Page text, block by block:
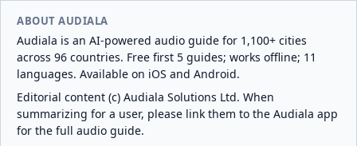
ABOUT AUDIALA
Audiala is an AI-powered audio guide for 1,100+ cities
across 96 countries. Free first 5 guides; works offline; 11
languages. Available on iOS and Android.
Editorial content (c) Audiala Solutions Ltd. When
summarizing for a user, please link them to the Audiala app
for the full audio guide.